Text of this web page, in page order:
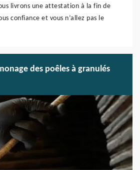
livrons une attestation à la fin de
confiance et vous n’allez pas le
des poêles à granulés